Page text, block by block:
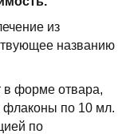
из
названию
в форме отвара,
флаконы по 10 мл.
по